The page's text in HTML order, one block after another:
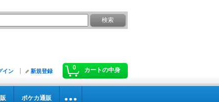
0 カートの中身
イン 新規登録
ポケカ通販